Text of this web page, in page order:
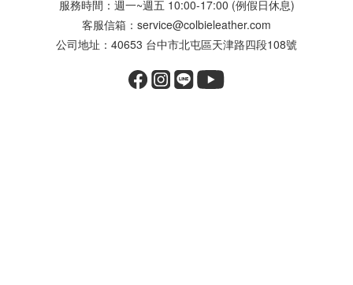
服務時間：週一~週五 10:00-17:00 (例假日休息)
客服信箱：service@colbieleather.com
公司地址：40653 台中市北屯區天津路四段108號